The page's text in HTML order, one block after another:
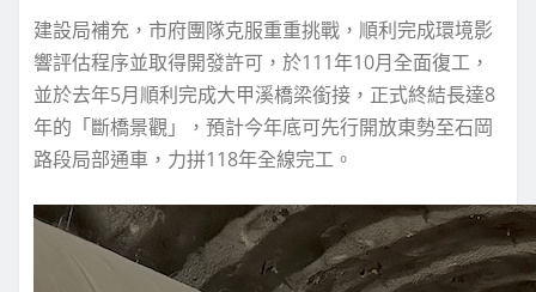
建設局補充，市府團隊克服重重挑戰，順利完成環境影
響評估程序並取得開發許可，於111年10月全面復工，
並於去年5月順利完成大甲溪橋梁銜接，正式終結長達8
年的「斷橋景觀」，預計今年底可先行開放東勢至石岡
路段局部通車，力拼118年全線完工。